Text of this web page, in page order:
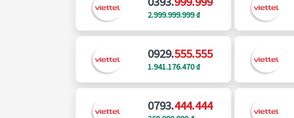
2.999.999.999 ₫
0929.555.555
1.941.176.470 ₫
0793.444.444